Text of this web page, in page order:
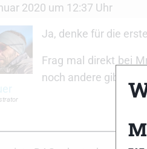
2020 um 12:37 Uhr
Ja, denke für die
Frag mal direkt bei
noch andere gibt.